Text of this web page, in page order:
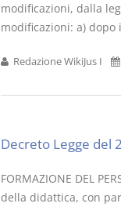
modificazioni, dalla
modificazioni: a) dopo
Redazione WikiJus I
Decreto Legge del
FORMAZIONE DEL
della didattica, con